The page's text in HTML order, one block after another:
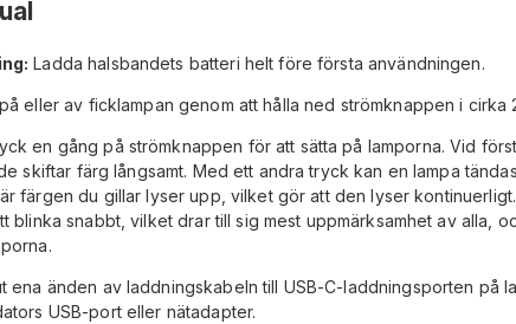
Ladda halsbandets batteri helt före första användningen.
eller av ficklampan genom att hålla ned strömknappen i cirka
en gång på strömknappen för att sätta på lamporna. Vid
skiftar färg långsamt. Med ett andra tryck kan en lampa
färgen du gillar lyser upp, vilket gör att den lyser
blinka snabbt, vilket drar till sig mest uppmärksamhet av alla,
ena änden av laddningskabeln till USB-C-laddningsporten på
USB-port eller nätadapter.